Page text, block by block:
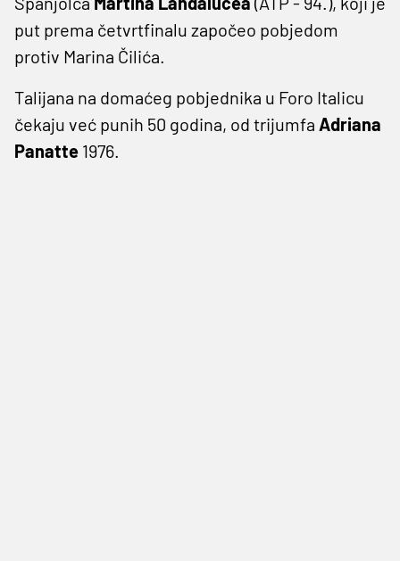
put prema četvrtfinalu započeo pobjedom
protiv Marina Čilića.
Talijana na domaćeg pobjednika u Foro Italicu
čekaju već punih 50 godina, od trijumfa Adriana
Panatte 1976.